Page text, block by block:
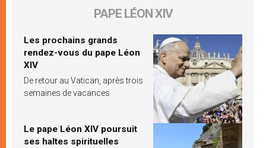
PAPE LÉON XIV
Les prochains grands
rendez-vous du pape Léon
XIV
De retour au Vatican, après trois
semaines de vacances
Le pape Léon XIV poursuit
ses haltes spirituelles